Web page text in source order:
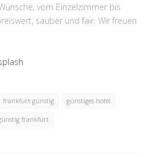
vom Einzelzimmer bis
sauber und fair. Wir freuen
frankfurt günstig günstiges hotel
frankfurt